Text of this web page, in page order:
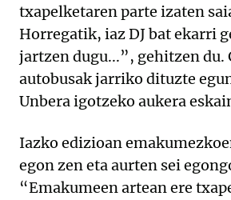
txapelketaren parte izaten
Horregatik, iaz DJ bat ekarri
jartzen dugu...”, gehitzen du.
autobusak jarriko dituzte
Unbera igotzeko aukera
Iazko edizioan
egon zen eta aurten sei
“Emakumeen artean ere